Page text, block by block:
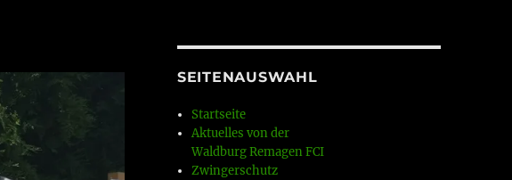
SEITENAUSWAHL
Startseite
Aktuelles von der
Waldburg Remagen FCI
Zwingerschutz